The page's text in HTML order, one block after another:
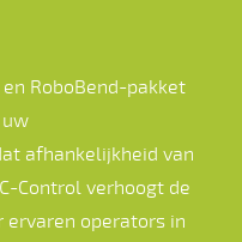
RoboBend-pakket
afhankelijkheid van
Control verhoogt de
ervaren operators in